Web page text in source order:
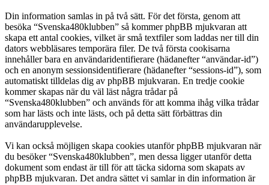
Din information samlas in på två sätt. För det första, genom att
besöka “Svenska480klubben” så kommer phpBB mjukvaran att
skapa ett antal cookies, vilket är små textfiler som laddas ner till din
dators webbläsares temporära filer. De två första cookisarna
innehåller bara en användaridentifierare (hädanefter “användar-id”)
och en anonym sessionsidentifierare (hädanefter “sessions-id”), som
automatiskt tilldelas dig av phpBB mjukvaran. En tredje cookie
kommer skapas när du väl läst några trådar på
“Svenska480klubben” och används för att komma ihåg vilka trådar
som har lästs och inte lästs, och på detta sätt förbättras din
användarupplevelse.
Vi kan också möjligen skapa cookies utanför phpBB mjukvaran när
du besöker “Svenska480klubben”, men dessa ligger utanför detta
dokument som endast är till för att täcka sidorna som skapats av
phpBB mjukvaran. Det andra sättet vi samlar in din information är